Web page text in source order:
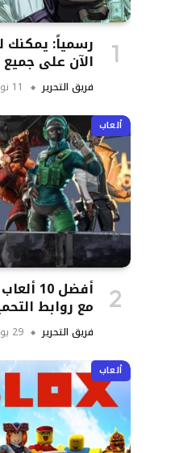
الآن على جميع
فريق التحرير 11 نوفمبر, 2025
ألعاب
أفضل
مع روابط
فريق التحرير 29 يوليو, 2024
ألعاب